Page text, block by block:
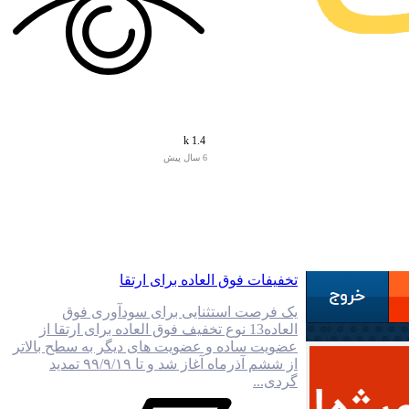
1.4 k
6 سال پیش
تخفیفات فوق العاده برای ارتقا
یک فرصت استثنایی برای سودآوری فوق
العاده13 نوع تخفیف فوق العاده برای ارتقا از
عضویت ساده و عضویت های دیگر به سطح بالاتر
از ششم آذرماه آغاز شد و تا ۹۹/۹/۱۹ تمدید
گردی...